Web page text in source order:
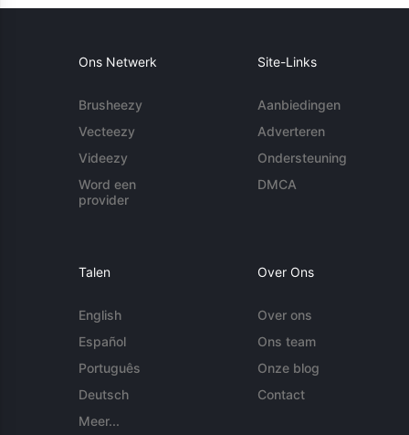
Ons Netwerk
Brusheezy
Vecteezy
Videezy
Word een
provider
Site-Links
Aanbiedingen
Adverteren
Ondersteuning
DMCA
Talen
English
Español
Português
Deutsch
Meer...
Over Ons
Over ons
Ons team
Onze blog
Contact